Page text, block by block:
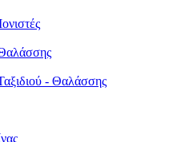
- Θαλάσσης